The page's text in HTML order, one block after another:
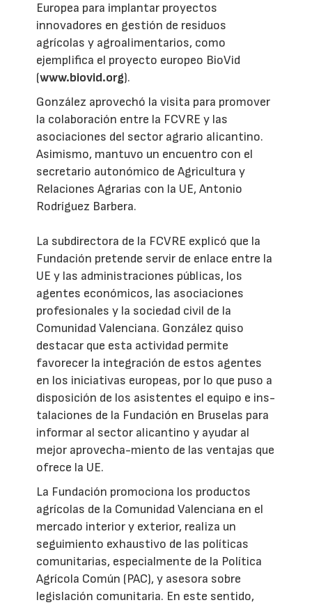
Europea para implantar proyectos
innovadores en gestión de residuos
agrícolas y agroalimentarios, como
ejemplifica el proyecto europeo BioVid
(www.biovid.org).
González aprovechó la visita para promover
la colaboración entre la FCVRE y las
asociaciones del sector agrario alicantino.
Asimismo, mantuvo un encuentro con el
secretario autonómico de Agricultura y
Relaciones Agrarias con la UE, Antonio
Rodríguez Barbera.
La subdirectora de la FCVRE explicó que la
Fundación pretende servir de enlace entre la
UE y las administraciones públicas, los
agentes económicos, las asociaciones
profesionales y la sociedad civil de la
Comunidad Valenciana. González quiso
destacar que esta actividad permite
favorecer la integración de estos agentes
en los iniciativas europeas, por lo que puso a
disposición de los asistentes el equipo e ins-
talaciones de la Fundación en Bruselas para
informar al sector alicantino y ayudar al
mejor aprovecha-miento de las ventajas que
ofrece la UE.
La Fundación promociona los productos
agrícolas de la Comunidad Valenciana en el
mercado interior y exterior, realiza un
seguimiento exhaustivo de las políticas
comunitarias, especialmente de la Política
Agrícola Común (PAC), y asesora sobre
legislación comunitaria. En este sentido,